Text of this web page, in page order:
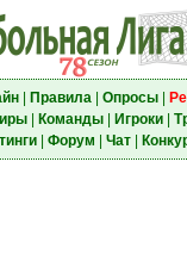
| Правила| Опросы|
| Команды| Игроки|
| Форум Чат|